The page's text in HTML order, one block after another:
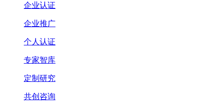
企业认证
企业推广
个人认证
专家智库
定制研究
共创咨询